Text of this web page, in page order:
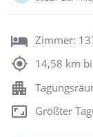
Zimmer:
14,58 km
Größter